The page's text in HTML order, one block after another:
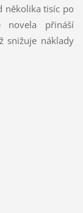
několika tisíc po
přináší
snižuje náklady